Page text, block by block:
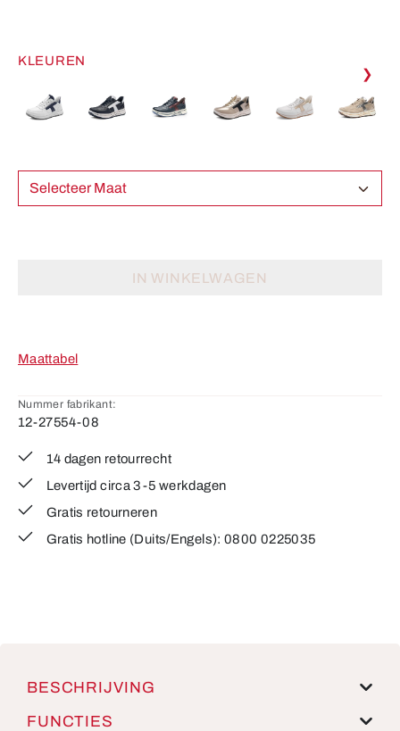
KLEUREN
❯
Selecteer Maat
IN WINKELWAGEN
Maattabel
Nummer fabrikant:
12-27554-08
14 dagen retourrecht
Levertijd circa 3-5 werkdagen
Gratis retourneren
Gratis hotline (Duits/Engels): 0800 0225035
BESCHRIJVING
FUNCTIES